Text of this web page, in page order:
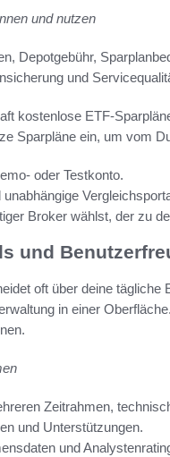
und nutzen
Depotgebühr,
und
kostenlose ETF-
Sparpläne ein, um vom
oder Testkonto.
Broker wählst, der zu
und
oft über deine
in einer
Zeitrahmen,
und Unterstützungen.
und